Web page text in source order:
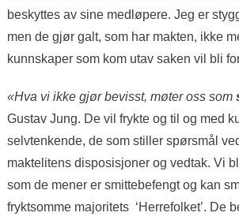
beskyttes av sine medløpere. Jeg er
men de gjør galt, som har makten, ikke
kunnskaper som kom utav saken vil bli
«Hva vi ikke gjør bevisst, møter oss som
Gustav Jung. De vil frykte og til og med
selvtenkende, de som stiller spørsmål
maktelitens disposisjoner og vedtak. Vi
som de mener er smittebefengt og kan
fryktsomme majoritets ‘Herrefolket’. De